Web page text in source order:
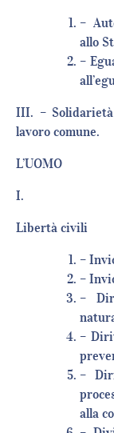
–
allo
–
III. –
lavoro comune.
L’UOMO
I.
Libertà civili
–
–
–
–
–
alla